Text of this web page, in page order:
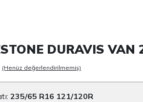
DURAVIS
(Henüz değerlendirilmemiş)
235/65 R16 121/120R